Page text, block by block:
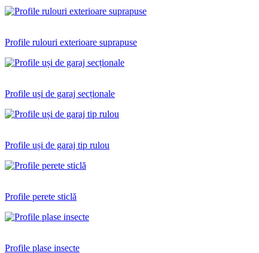
Profile rulouri exterioare suprapuse
Profile uși de garaj secționale
Profile uși de garaj tip rulou
Profile perete sticlă
Profile plase insecte